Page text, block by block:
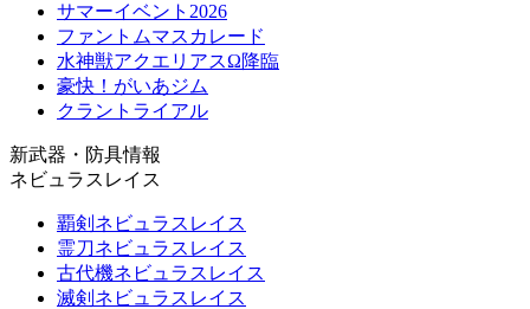
サマーイベント2026
ファントムマスカレード
水神獣アクエリアスΩ降臨
豪快！がいあジム
クラントライアル
新武器・防具情報
ネビュラスレイス
覇剣ネビュラスレイス
霊刀ネビュラスレイス
古代機ネビュラスレイス
滅剣ネビュラスレイス